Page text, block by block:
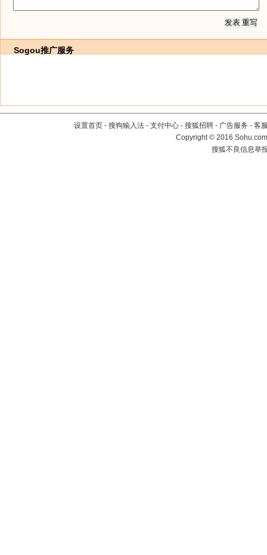
Sogou推广服务
设置首页 - 搜狗输入法 - 支付中心 - 搜狐招聘 - 广告服务 - 客
Copyright©2016
搜狐不良信息举